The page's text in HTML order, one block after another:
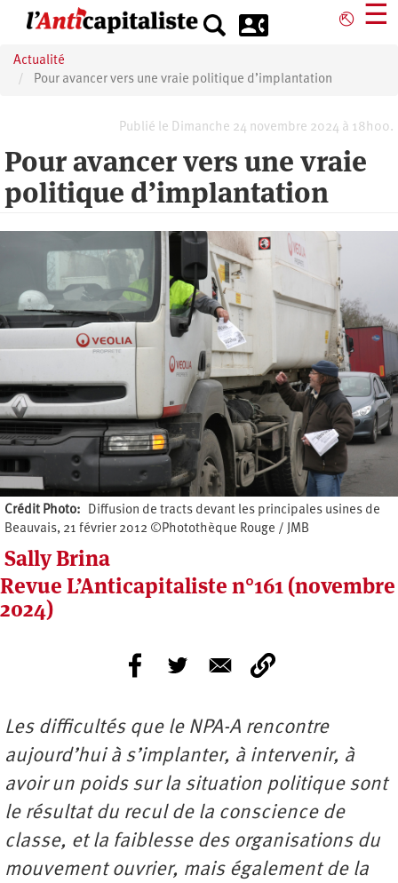
principal
⎋ ☰
Actualité
Pour avancer vers une vraie politique d’implantation
Publié le Dimanche 24 novembre 2024 à 18h00.
Pour avancer vers une vraie
politique d’implantation
Crédit Photo
Diffusion de tracts devant les principales usines de
Beauvais, 21 février 2012 ©Photothèque Rouge / JMB
Sally Brina
Revue L’Anticapitaliste n°161 (novembre
2024)
Les difficultés que le NPA-A rencontre
aujourd’hui à s’implanter, à intervenir, à
avoir un poids sur la situation politique sont
le résultat du recul de la conscience de
classe, et la faiblesse des organisations du
mouvement ouvrier, mais également de la